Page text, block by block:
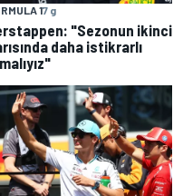
17 g
"Sezonun ikinci
daha istikrarlı